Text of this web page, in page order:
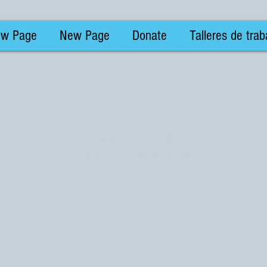
Page New Page Donate Talleres de